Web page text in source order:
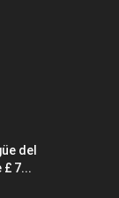
del
7...